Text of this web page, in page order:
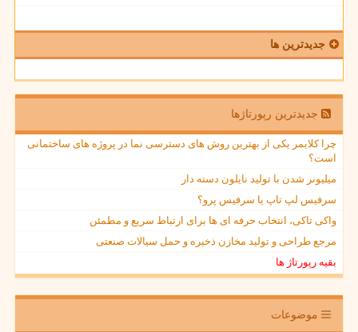
جدیدترین ها
جدیدترین رپورتاژها
چرا کلایمر یکی از بهترین روش های دسترسی نما در پروژه های ساختمانی
است؟
میلیونر شدن با تولید نایلون دسته دار
سرفیس لپ تاپ یا سرفیس پرو؟
واکی تاکی، انتخاب حرفه ای ها برای ارتباط سریع و مطمئن
مرجع طراحی و تولید مخازن ذخیره و حمل سیالات صنعتی
بقیه رپورتاژ ها
موضوعات